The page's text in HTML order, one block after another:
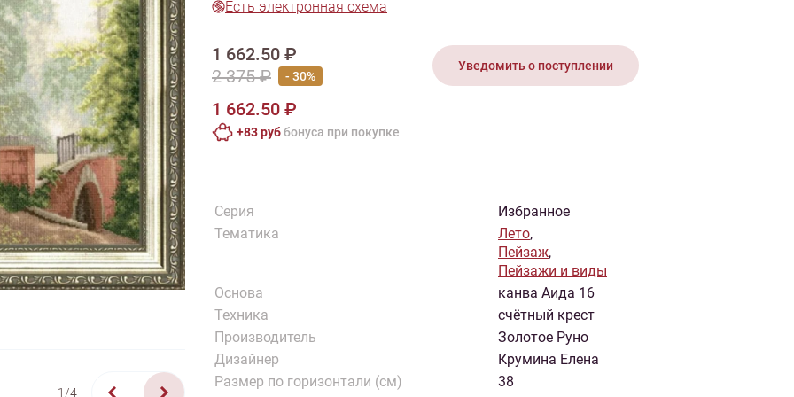
Натюрморт
Птицы
Варежки
Джемпер Носки Тапочки
1/4
Есть электронная схема
1 662.50 ₽
2 375 ₽
- 30%
Уведомить о поступлении
1 662.50 ₽
+83 руббонусa при покупке
Серия
Избранное
Тематика
Лето,
Пейзаж,
Пейзажи и виды
Основа
канва Аида 16
Техника
счётный крест
Производитель
Золотое Руно
Дизайнер
Крумина Елена
Размер по горизонтали (см)
38